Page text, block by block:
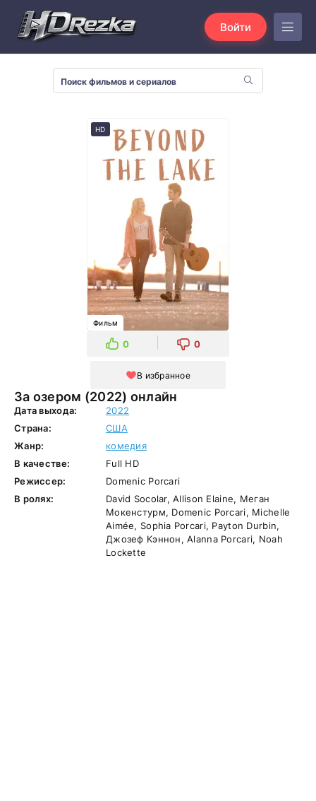
Войти
За озером (2022) онлайн
HD
Фильм
0 0
В избранное
Дата выхода:
2022
Страна:
США
Жанр:
комедия
В качестве:
Full HD
Режиссер:
Domenic Porcari
В ролях:
David Socolar, Allison Elaine, Меган
Мокенстурм, Domenic Porcari, Michelle
Aimée, Sophia Porcari, Payton Durbin,
Джозеф Кэннон, Alanna Porcari, Noah
Lockette